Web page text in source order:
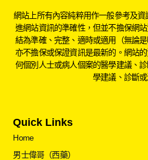
網站上所有內容純粹用作一般參考及
進網站資訊的準確性，但並不擔保網
結為準確、完整、適時或適用（無論
亦不擔保或保證資訊是最新的。網站
何個別人士或病人個案的醫學建議、
學建議、診斷或
Quick Links
Home
男士偉哥（西藥）